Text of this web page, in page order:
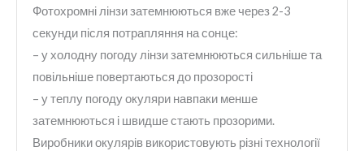
Фотохромні лінзи затемнюються вже через 2-3
секунди після потрапляння на сонце:
– у холодну погоду лінзи затемнюються сильніше та
повільніше повертаються до прозорості
– у теплу погоду окуляри навпаки менше
затемнюються і швидше стають прозорими.
Виробники окулярів використовують різні технології